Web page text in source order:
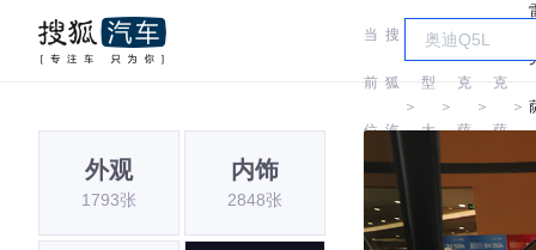
当
前
位
置:
搜
狐
汽
车
＞
车
型
大
＞
雷
克
萨
斯
＞
克
萨
斯
＞
外观
1793张
内饰
2848张